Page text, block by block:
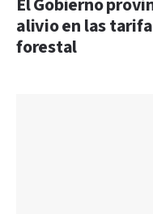
El Gobierno
alivio en las
forestal